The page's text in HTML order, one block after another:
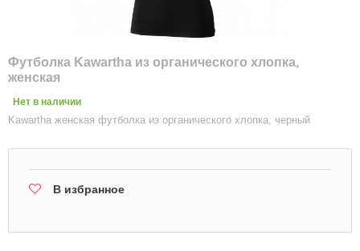
Футболка Kawartha из органического хлопка,
женская
Нет в наличии
Kawartha женская футболка из органического хлопка, черный
В избранное